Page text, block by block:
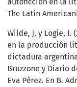
autoficción en la
The Latin
Wilde, J. y Logie, I.
en la producción
dictadura
Bruzzone y Diario
Eva Pérez. En B.